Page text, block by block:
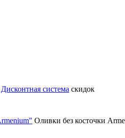
Дисконтная система скидок
Оливки без косточки